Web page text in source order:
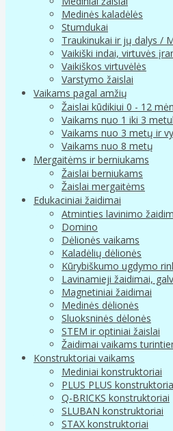
Medinės kaladėlės
Stumdukai
Traukinukai ir jų dalys /
Vaikiški indai, virtuvės
Vaikiškos virtuvėlės
Varstymo žaislai
Vaikams pagal amžių
Žaislai kūdikiui 0 - 12
Vaikams nuo 1 iki 3
Vaikams nuo 3 metų ir
Vaikams nuo 8 metų
Mergaitėms ir berniukams
Žaislai berniukams
Žaislai mergaitėms
Edukaciniai žaidimai
Atminties lavinimo
Domino
Dėlionės vaikams
Kaladėlių dėlionės
Kūrybiškumo ugdymo
Lavinamieji žaidimai,
Magnetiniai žaidimai
Medinės dėlionės
Sluoksninės dėlonės
STEM ir optiniai žaislai
Žaidimai vaikams
Konstruktoriai vaikams
Mediniai konstruktoriai
PLUS PLUS
Q-BRICKS konstruktoriai
SLUBAN konstruktoriai
STAX konstruktoriai